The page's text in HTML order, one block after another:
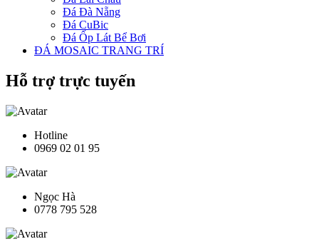
Đá Đà Nẵng
Đá CuBic
Đá Ốp Lát Bể Bơi
ĐÁ MOSAIC TRANG TRÍ
Hỗ trợ trực tuyến
Hotline
0969 02 01 95
Ngọc Hà
0778 795 528